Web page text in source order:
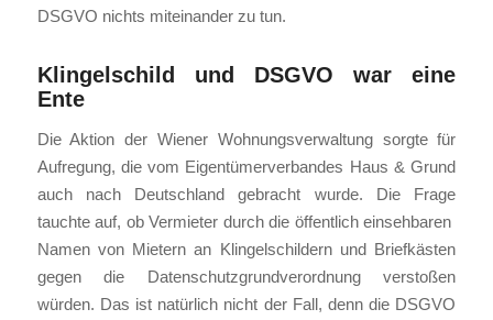
DSGVO nichts miteinander zu tun.
Klingelschild und DSGVO war eine
Ente
Die Aktion der Wiener Wohnungsverwaltung sorgte für
Aufregung, die vom Eigentümerverbandes Haus & Grund
auch nach Deutschland gebracht wurde. Die Frage
tauchte auf, ob Vermieter durch die öffentlich einsehbaren
Namen von Mietern an Klingelschildern und Briefkästen
gegen die Datenschutzgrundverordnung verstoßen
würden. Das ist natürlich nicht der Fall, denn die DSGVO